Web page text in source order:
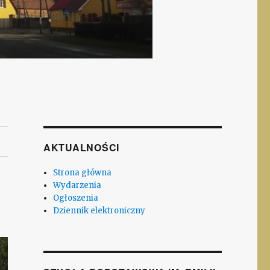
AKTUALNOŚCI
Strona główna
Wydarzenia
Ogłoszenia
Dziennik elektroniczny